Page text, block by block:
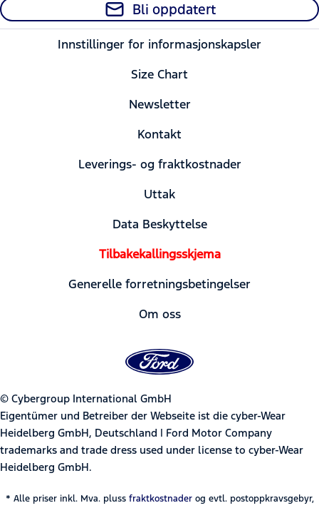
Bli oppdatert
Innstillinger for informasjonskapsler
Size Chart
Newsletter
Kontakt
Leverings- og fraktkostnader
Uttak
Data Beskyttelse
Tilbakekallingsskjema
Generelle forretningsbetingelser
Om oss
© Cybergroup International GmbH
Eigentümer und Betreiber der Webseite ist die cyber-Wear
Heidelberg GmbH, Deutschland | Ford Motor Company
trademarks and trade dress used under license to cyber-Wear
Heidelberg GmbH.
* Alle priser inkl. Mva. pluss fraktkostnaderog evtl. postoppkravsgebyr,